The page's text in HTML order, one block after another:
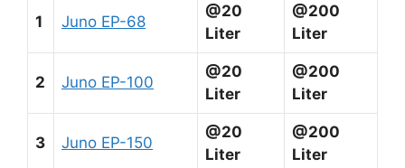
1 Juno EP-68
@20
Liter
@200
Liter
2 Juno EP-100
@20
Liter
@200
Liter
3 Juno EP-150
@20
Liter
@200
Liter